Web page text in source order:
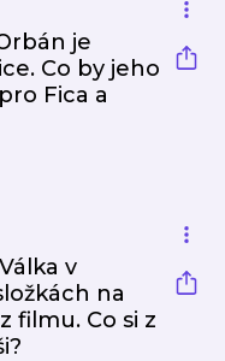
je
Co by jeho
Fica a
v
na
filmu. Co si z